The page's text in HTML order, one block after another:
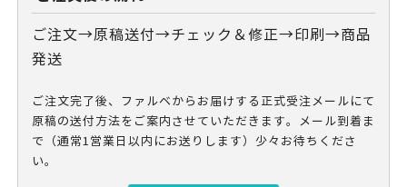
ご注文→原稿送付→チェック＆修正→印刷→商品
発送
ご注文完了後、ファルベからお届けする正式受注メールにて
原稿の送付方法をご案内させていただきます。メール到着ま
で（通常1営業日以内にお送りします）少々お待ちくださ
い。